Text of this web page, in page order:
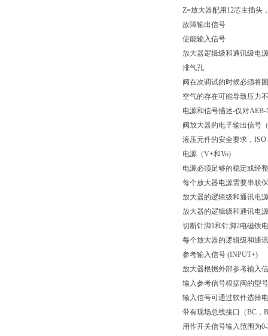
Z=放大器配用12芯主插头
故障输出信号
使能输入信号
放大器逻辑级和通讯级电源
排气孔
阀在次调试的时候必须将
空气的存在可能导致压力
电源和信号描述-仅对AEB-
阀放大器的电子输出信号
液压元件的安全要求，ISO
电源（V+和Vo)
电源必须足够的稳定或经
每个放大器电源需要串联
放大器的逻辑级和通讯电
放大器的逻辑级和通讯电
切断针脚1和针脚2电磁铁
每个放大器的逻辑级和通
参考输入信号 (INPUT+)
放大器根据外部参考输入
输入参考信号根据阀的型
输入信号可通过软件选择
带有现场总线接口（BC，
用作开关信号输入范围为